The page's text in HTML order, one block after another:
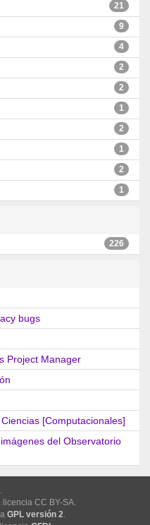
21
9
4
2
2
1
2
1
2
1
226
bugs
Project Manager
[Computacionales]
del Observatorio
.
CC BY-SA.
GPL versión 2.